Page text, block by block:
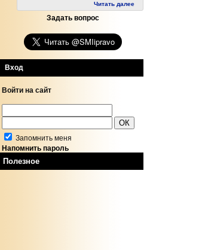
Читать далее
Задать вопрос
Вход
Войти на сайт
Запомнить меня
Напомнить пароль
Полезное